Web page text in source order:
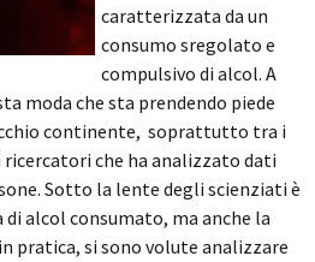
caratterizzata da un
consumo sregolato e
compulsivo di alcol. A
moda che sta prendendo piede
continente, soprattutto tra i
ricercatori che ha analizzato dati
Sotto la lente degli scienziati è
alcol consumato, ma anche la
pratica, si sono volute analizzare